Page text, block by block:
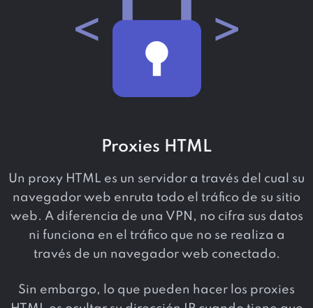
Proxies HTML
Un proxy HTML es un servidor a través del cual su
navegador web enruta todo el tráfico de su sitio
web. A diferencia de una VPN, no cifra sus datos
ni funciona en el tráfico que no se realiza a
través de un navegador web conectado.
Sin embargo, lo que pueden hacer los proxies